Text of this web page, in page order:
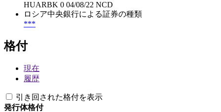
HUARBK 0 04/08/22 NCD
ロシア中央銀行による証券の種類
***
格付
現在
履歴
引き回された格付を表示
発行体格付